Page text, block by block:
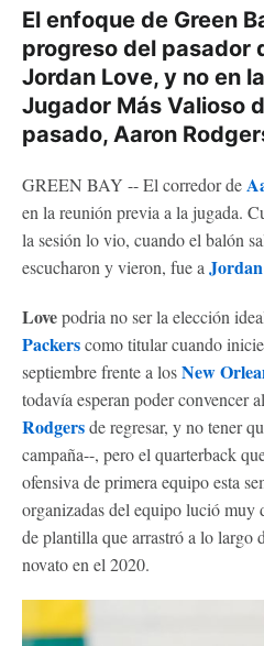
El enfoque de Green
progreso del pasador
Jordan Love, y no en
Jugador Más Valioso
pasado, Aaron
GREEN BAY -- El corredor de
en la reunión previa a la jugada.
la sesión lo vio, cuando el balón
escucharon y vieron, fue a
Lovepodria no ser la elección
Packerscomo titular cuando
septiembre frente a losNew
todavía esperan poder convencer
Rodgersde regresar, y no tener
campaña--, pero el quarterback
ofensiva de primera equipo esta
organizadas del equipo lució muy
de plantilla que arrastró a lo largo
novato en el 2020.